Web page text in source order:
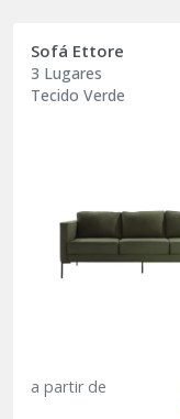
Sofá Ettore
3 Lugares
Tecido Verde
a partir de